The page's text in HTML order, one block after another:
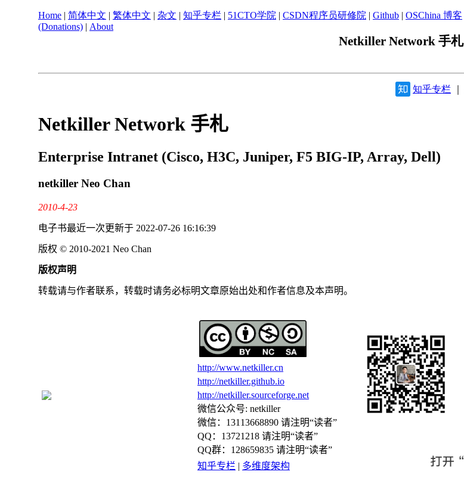
Home | 简体中文 | 繁体中文 | 杂文 | 知乎专栏 | 51CTO学院 | CSDN程序员研修院 | Github | OSChina 博客
(Donations) | About
Netkiller Network 手札
知乎专栏
Netkiller Network 手札
Enterprise Intranet (Cisco, H3C, Juniper, F5 BIG-IP, Array, Dell)
netkiller Neo Chan
2010-4-23
电子书最近一次更新于 2022-07-26 16:16:39
版权 © 2010-2021 Neo Chan
版权声明
转载请与作者联系，转载时请务必标明文章原始出处和作者信息及本声明。
http://www.netkiller.cn
http://netkiller.github.io
http://netkiller.sourceforge.net
微信公众号: netkiller
微信：13113668890 请注明“读者”
QQ：13721218 请注明“读者”
QQ群：128659835 请注明“读者”
知乎专栏 | 多维度架构